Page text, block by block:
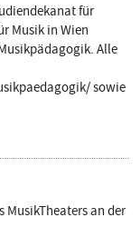
für
Musik in Wien
Alle
sowie
an der